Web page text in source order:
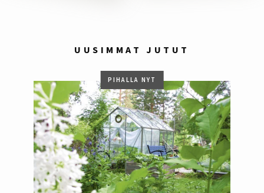
UUSIMMAT JUTUT
PIHALLA NYT